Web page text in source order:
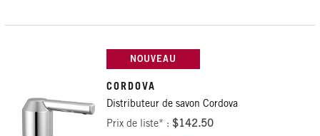
NOUVEAU
CORDOVA
Distributeur de savon Cordova
Prix de liste* : $142.50